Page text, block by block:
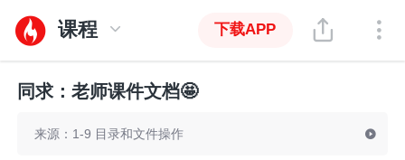
课程 下载APP
同求：老师课件文档🤩
来源：1-9 目录和文件操作